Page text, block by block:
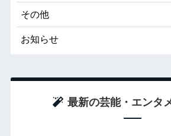
その他
お知らせ
最新の芸能・エンタ